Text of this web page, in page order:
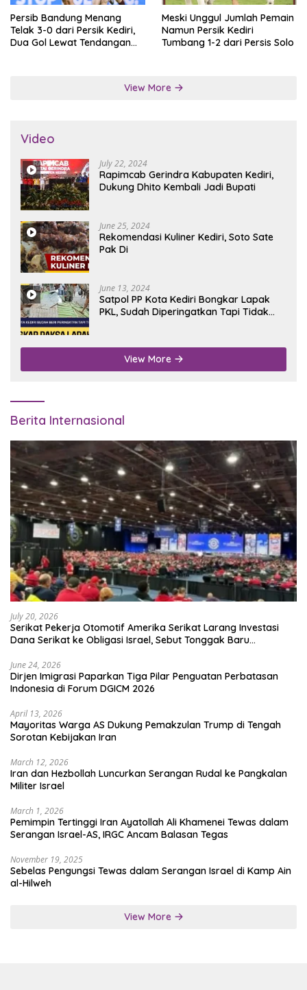
Persib Bandung Menang
Telak 3-0 dari Persik Kediri,
Dua Gol Lewat Tendangan
Meski Unggul Jumlah Pemain
Namun Persik Kediri
Tumbang 1-2 dari Persis Solo
View More
Video
July 22, 2024
Rapimcab Gerindra Kabupaten Kediri,
Dukung Dhito Kembali Jadi Bupati
June 25, 2024
Rekomendasi Kuliner Kediri, Soto Sate
Pak Di
June 13, 2024
Satpol PP Kota Kediri Bongkar Lapak
PKL, Sudah Diperingatkan Tapi Tidak
View More
Berita Internasional
July 20, 2026
Serikat Pekerja Otomotif Amerika Serikat Larang Investasi
Dana Serikat ke Obligasi Israel, Sebut Tonggak Baru
June 24, 2026
Dirjen Imigrasi Paparkan Tiga Pilar Penguatan Perbatasan
Indonesia di Forum DGICM 2026
April 13, 2026
Mayoritas Warga AS Dukung Pemakzulan Trump di Tengah
Sorotan Kebijakan Iran
March 12, 2026
Iran dan Hezbollah Luncurkan Serangan Rudal ke Pangkalan
Militer Israel
March 1, 2026
Pemimpin Tertinggi Iran Ayatollah Ali Khamenei Tewas dalam
Serangan Israel-AS, IRGC Ancam Balasan Tegas
November 19, 2025
Sebelas Pengungsi Tewas dalam Serangan Israel di Kamp Ain
al-Hilweh
View More